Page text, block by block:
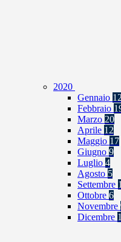
2020
Gennaio 12
Febbraio
Marzo 20
Aprile 12
Maggio 17
Giugno 9
Luglio 4
Agosto 5
Settembre
Ottobre 6
Novembre
Dicembre